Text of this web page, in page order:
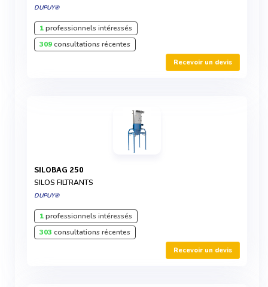
DUPUY®
1professionnels intéressés
309consultations récentes
Recevoir un devis
SILOBAG 250
SILOS FILTRANTS
DUPUY®
1professionnels intéressés
303 consultations récentes
Recevoir un devis